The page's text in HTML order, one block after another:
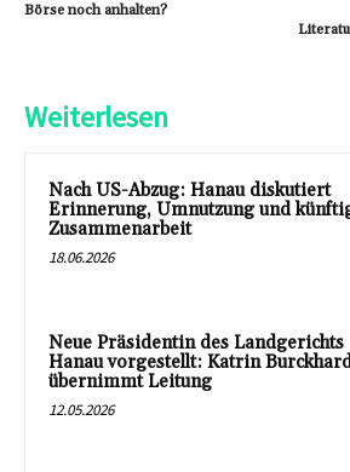
Börse noch anhalten?
Weiterlesen
Nach US-Abzug: Hanau diskutiert
Erinnerung, Umnutzung und
Zusammenarbeit
18.06.2026
Neue Präsidentin des Landgerichts
Hanau vorgestellt: Katrin
übernimmt Leitung
12.05.2026